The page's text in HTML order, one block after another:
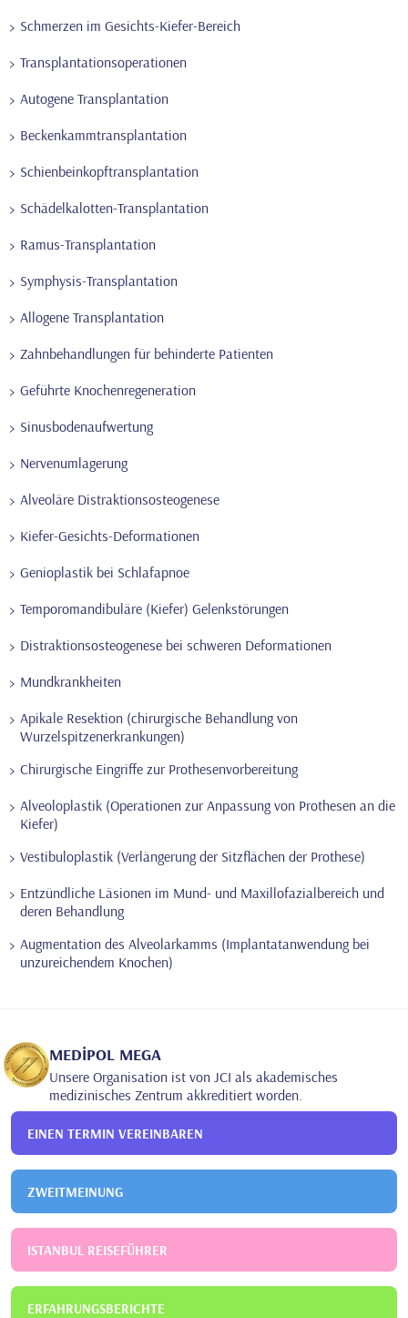
Schmerzen im Gesichts-Kiefer-Bereich
Transplantationsoperationen
Autogene Transplantation
Beckenkammtransplantation
Schienbeinkopftransplantation
Schädelkalotten-Transplantation
Ramus-Transplantation
Symphysis-Transplantation
Allogene Transplantation
Zahnbehandlungen für behinderte Patienten
Geführte Knochenregeneration
Sinusbodenaufwertung
Nervenumlagerung
Alveoläre Distraktionsosteogenese
Kiefer-Gesichts-Deformationen
Genioplastik bei Schlafapnoe
Temporomandibuläre (Kiefer) Gelenkstörungen
Distraktionsosteogenese bei schweren Deformationen
Mundkrankheiten
Apikale Resektion (chirurgische Behandlung von
Wurzelspitzenerkrankungen)
Chirurgische Eingriffe zur Prothesenvorbereitung
Alveoloplastik (Operationen zur Anpassung von Prothesen an die
Kiefer)
Vestibuloplastik (Verlängerung der Sitzflächen der Prothese)
Entzündliche Läsionen im Mund- und Maxillofazialbereich und
deren Behandlung
Augmentation des Alveolarkamms (Implantatanwendung bei
unzureichendem Knochen)
MEDİPOL MEGA
Unsere Organisation ist von JCI als akademisches
medizinisches Zentrum akkreditiert worden.
EINEN TERMIN VEREINBAREN
ZWEITMEINUNG
ISTANBUL REISEFÜHRER
ERFAHRUNGSBERICHTE